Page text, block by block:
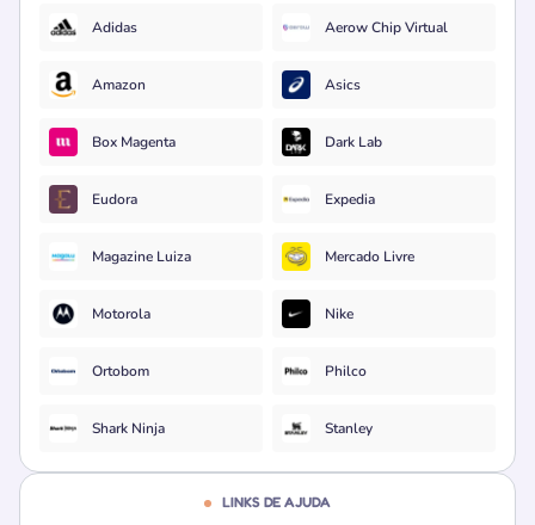
Adidas Aerow Chip Virtual
Amazon Asics
Box Magenta Dark Lab
Eudora Expedia
Magazine Luiza Mercado Livre
Motorola Nike
Ortobom Philco
Shark Ninja Stanley
LINKS DE AJUDA